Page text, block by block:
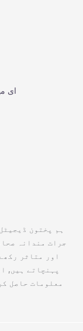
ای
ہم پختون
جرات مندانہ
اور متاثر
پہنچاتے ہیں,
معلومات حاصل